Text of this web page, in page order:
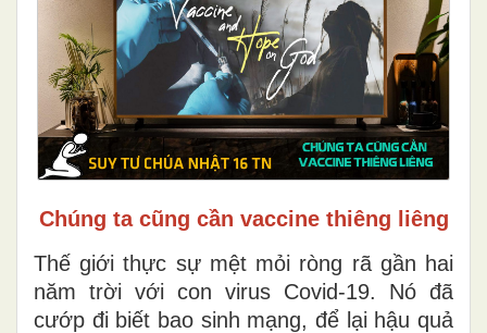
Chúng ta cũng cần vaccine thiêng liêng
Thế giới thực sự mệt mỏi ròng rã gần hai
năm trời với con virus Covid-19. Nó đã
cướp đi biết bao sinh mạng, để lại hậu quả